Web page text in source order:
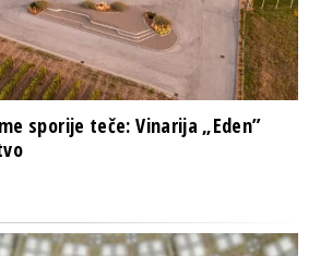
sporije teče: Vinarija „Eden”